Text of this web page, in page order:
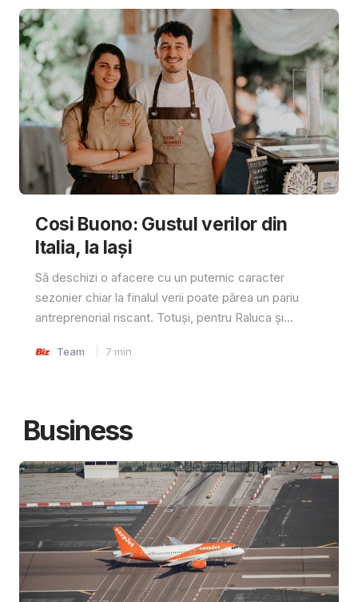
Cosi Buono: Gustul verilor din
Italia, la Iași
Să deschizi o afacere cu un puternic caracter
sezonier chiar la finalul verii poate părea un pariu
antreprenorial riscant. Totuși, pentru Raluca și...
Team 7 min
Business